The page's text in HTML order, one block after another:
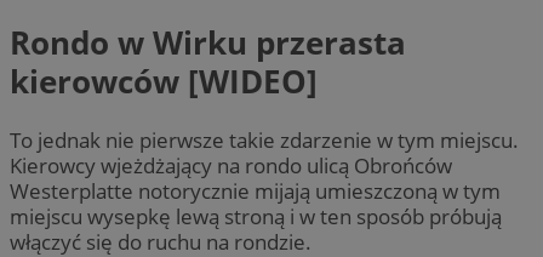
Rondo w Wirku przerasta
kierowców [WIDEO]
To jednak nie pierwsze takie zdarzenie w tym miejscu.
Kierowcy wjeżdżający na rondo ulicą Obrońców
Westerplatte notorycznie mijają umieszczoną w tym
miejscu wysepkę lewą stroną i w ten sposób próbują
włączyć się do ruchu na rondzie.